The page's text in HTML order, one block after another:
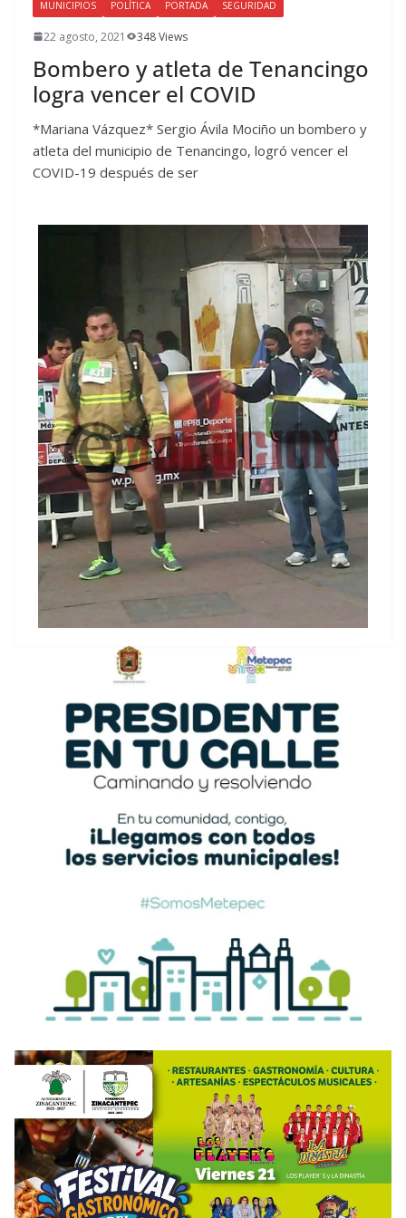
MUNICIPIOS POLÍTICA PORTADA SEGURIDAD
22 agosto, 2021 348 Views
Bombero y atleta de Tenancingo
logra vencer el COVID
*Mariana Vázquez* Sergio Ávila Mociño un bombero y
atleta del municipio de Tenancingo, logró vencer el
COVID-19 después de ser